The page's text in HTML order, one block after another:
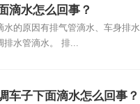
滴水怎么回事？
水的原因有排气管滴水、车身排水
水管滴水。 排...
车子下面滴水怎么回事？